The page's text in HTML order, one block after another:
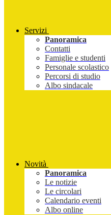
Servizi
Panoramica
Contatti
Famiglie e studenti
Personale scolastico
Percorsi di studio
Albo sindacale
Novità
Panoramica
Le notizie
Le circolari
Calendario eventi
Albo online